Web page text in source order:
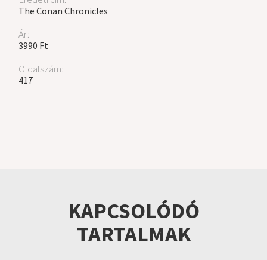
The Conan Chronicles
Ár:
3990 Ft
Oldalszám:
417
KAPCSOLÓDÓ
TARTALMAK